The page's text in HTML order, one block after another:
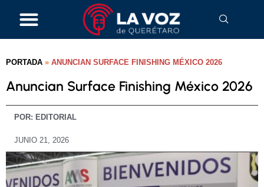
PORTADA » ANUNCIAN SURFACE FINISHING MÉXICO 2026
Anuncian Surface Finishing México 2026
POR: EDITORIAL
JUNIO 21, 2026